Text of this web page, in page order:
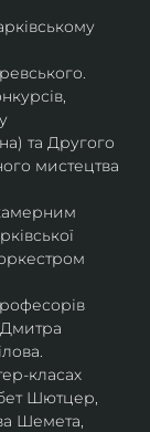
та Другого
мистецтва
класах
Шютцер,
Шемета,